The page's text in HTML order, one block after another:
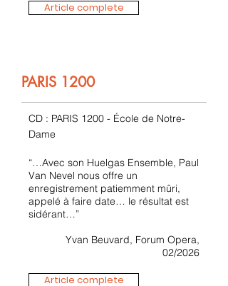
Article complete
PARIS 1200
CD : PARIS 1200 - École de Notre-
Dame
“…Avec son Huelgas Ensemble, Paul
Van Nevel nous offre un
enregistrement patiemment mûri,
appelé à faire date… le résultat est
sidérant…”
Yvan Beuvard, Forum Opera,
02/2026
Article complete